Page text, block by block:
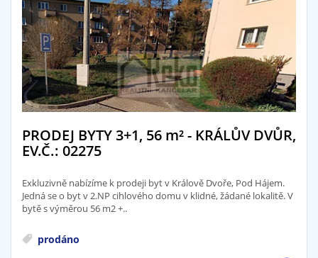
PRODEJ BYTY 3+1, 56 m²- KRÁLŮV DVŮR,
EV.Č.: 02275
Exkluzivně nabízíme k prodeji byt v Králově Dvoře, Pod Hájem.
Jedná se o byt v 2.NP cihlového domu v klidné, žádané lokalitě. V
bytě s výměrou 56 m2 +..
prodáno